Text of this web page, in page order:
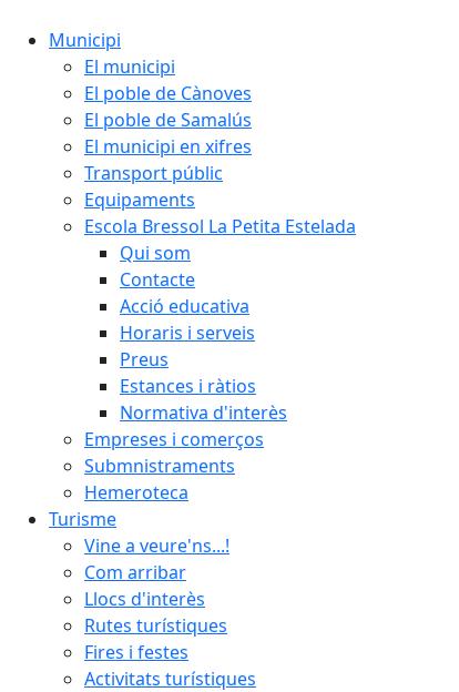
Municipi
El municipi
El poble de Cànoves
El poble de Samalús
El municipi en xifres
Transport públic
Equipaments
Escola Bressol La Petita Estelada
Qui som
Contacte
Acció educativa
Horaris i serveis
Preus
Estances i ràtios
Normativa d'interès
Empreses i comerços
Submnistraments
Hemeroteca
Turisme
Vine a veure'ns...!
Com arribar
Llocs d'interès
Rutes turístiques
Fires i festes
Activitats turístiques